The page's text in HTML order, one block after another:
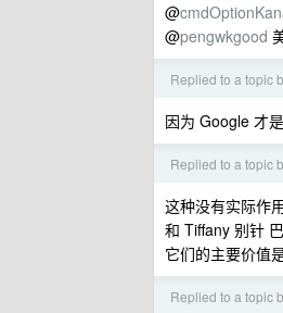
@
@pengwkgood
Replied to a topic
因为 Google 才
Replied to a topic
这种没有实际作
和 Tiffany 别针
它们的主要价值
Replied to a topic